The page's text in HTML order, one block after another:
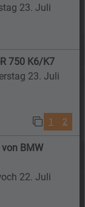
23. Juli
750 K6/K7
23. Juli
1 2
BMW
22. Juli